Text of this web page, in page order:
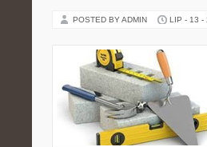
POSTED BY ADMIN LIP - 13 -